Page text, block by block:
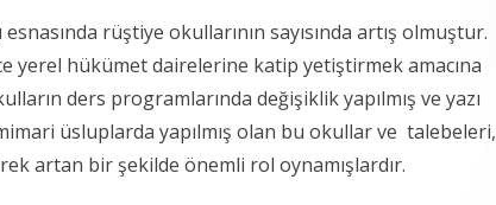
rüştiye okullarının sayısında artış olmuştur.
yerel hükümet dairelerine katip yetiştirmek amacına
ders programlarında değişiklik yapılmış ve yazı
üsluplarda yapılmış olan bu okullar ve talebeleri,
artan bir şekilde önemli rol oynamışlardır.